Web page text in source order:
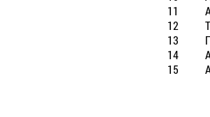
11
12
13
14
15